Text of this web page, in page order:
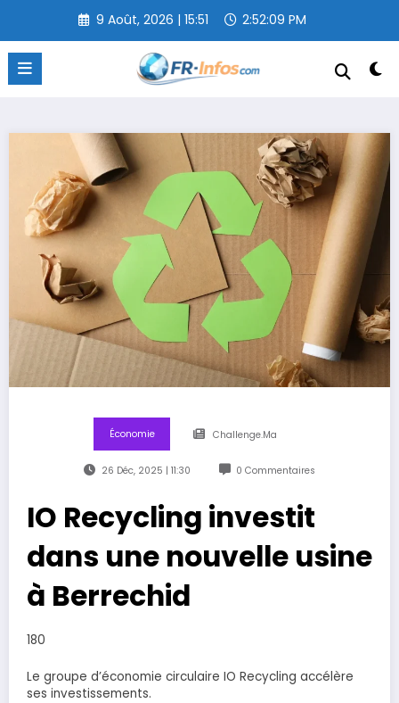
contenu
9 Août, 2026 | 15:51 2:52:10 PM
Économie Challenge.ma
26 Déc, 2025 | 11:30 0 Commentaires
IO Recycling investit
dans une nouvelle usine
à Berrechid
180
Le groupe d’économie circulaire IO Recycling accélère
ses investissements.